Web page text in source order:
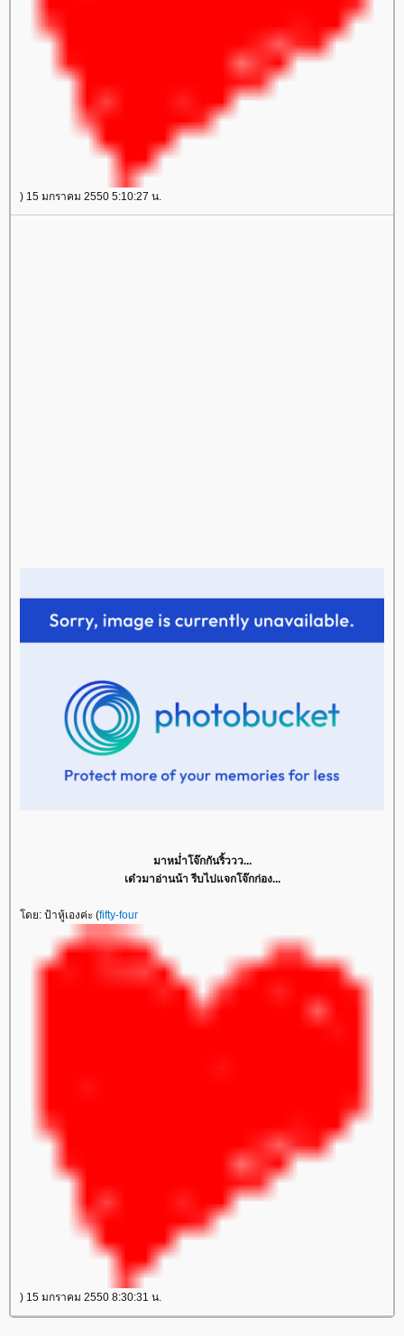
) 15 มกราคม 2550 5:10:27 น.
มาหม่ำโจ๊กกันริ้ววว...
เด๋วมาอ่านน้า รีบไปแจกโจ๊กก่อง...
ดย: ป้าหู้เองค่ะ (fifty-four
) 15 มกราคม 2550 8:30:31 น.